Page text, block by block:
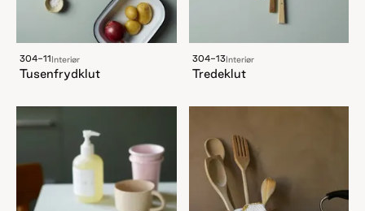
304-11Interiør
Tusenfrydklut
304-13Interiør
Tredeklut